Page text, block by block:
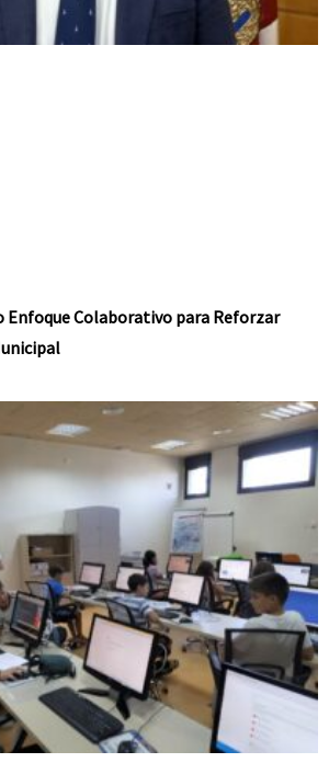
Enfoque Colaborativo para Reforzar